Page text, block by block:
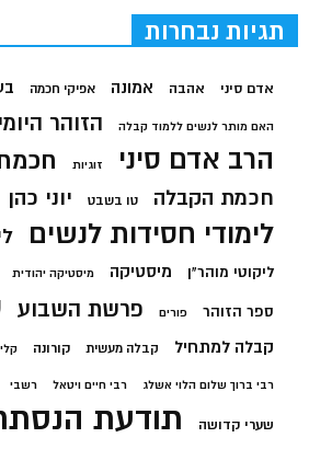
תגיות נבחרות
אדם סיני אהבה אמונה אפיקי חכמה
האם מותר לנשים ללמוד קבלה הזוהר היומי
הרב אדם סיני זוגיות
חכמת הקבלה טו בשבט יוני כהן
לימודי חסידות לנשים
ליקוטי מוהר"ן מיסטיקה מיסטיקה יהודית
ספר הזוהר פורים פרשת השבוע
קבלה למתחיל קבלה מעשית קורונה
רבי ברוך שלום הלוי אשלג רבי חיים ויטאל רשבי
שערי קדושה תודעת